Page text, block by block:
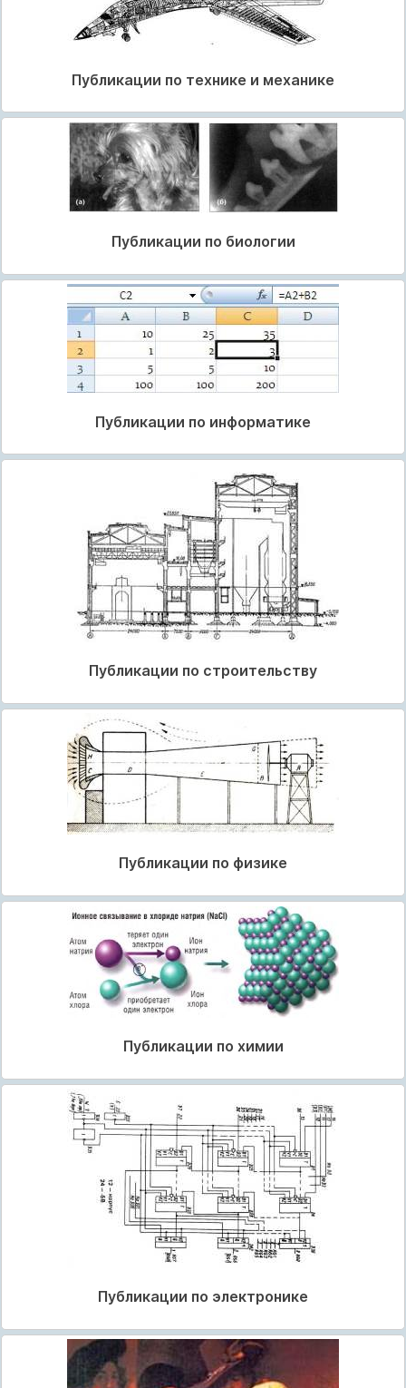
Публикации по технике и механике
Публикации по биологии
Публикации по информатике
Публикации по строительству
Публикации по физике
Публикации по химии
Публикации по электронике